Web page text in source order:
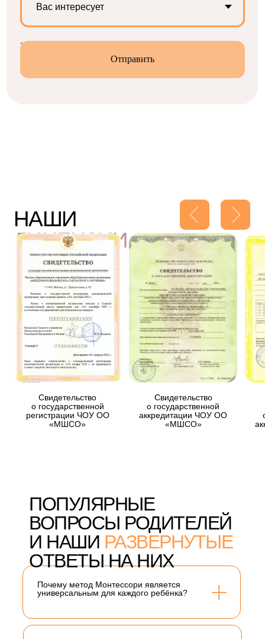
ВОПРОСЫ
Почему метод Монтессори является
универсальным для каждого ребёнка?
ПОПУЛЯРНЫЕ
ВОПРОСЫ РОДИТЕЛЕЙ
И НАШИ РАЗВЕРНУТЫЕ
ОТВЕТЫ НА НИХ